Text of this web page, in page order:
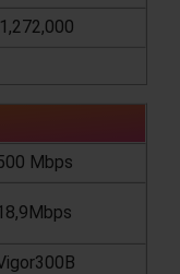
1,272,000
Mbps